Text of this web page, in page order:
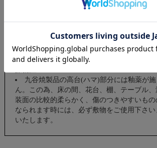
ご使用後はできるだけ早めにお洗い下さ
す。台所用洗剤を使用し柔らかなスポンジか
てからよくすすいで乾燥を十分にして収納
九谷焼製品の高台(ハマ)部分には釉薬が
ん。この為、床の間、花台、棚、テーブル
装面の比較的柔らかく、傷のつきやすいも
なられます時には、必ず敷物をご使用下さ
いたします。